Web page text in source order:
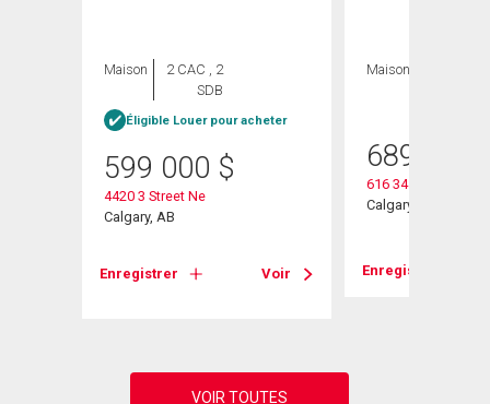
Maison
2 CAC , 2
SDB
Éligible Louer pour acheter
599 000 $
4420 3 Street Ne
Calgary, AB
Enregistrer Voir
Maison
689 000
616 34 Avenue Ne
Calgary, AB
Enregistrer